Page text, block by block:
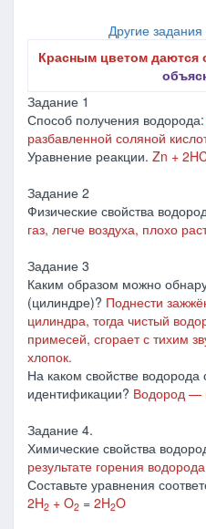
Другие
Красным цветом даются
Задание 1
Способ получения водорода:
разбавленной соляной
Уравнение реакции. Zn +
Задание 2
Физические свойства
газ, легче воздуха, плохо
Задание 3
Каким образом можно
(цилиндре)? Поднести
цилиндра, тогда чистый
примесей, сгорает с тихим
хлопок.
На каком свойстве водорода
идентификации? Водород —
Задание 4.
Химические свойства
результате горения
Составьте уравнения
2H2 + O2 = 2H2O